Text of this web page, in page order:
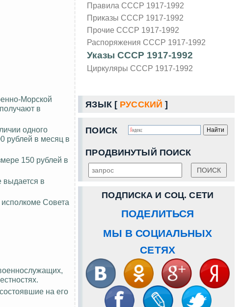
Правила СССР 1917-1992
Приказы СССР 1917-1992
Прочие СССР 1917-1992
Распоряжения СССР 1917-1992
Указы СССР 1917-1992
Циркуляры СССР 1917-1992
ЯЗЫК [ РУССКИЙ ]
ПОИСК
ПРОДВИНУТЫЙ ПОИСК
ПОДПИСКА И СОЦ. СЕТИ
ПОДЕЛИТЬСЯ
МЫ В СОЦИАЛЬНЫХ
СЕТЯХ
Морской
в
одного
рублей в месяц в
150 рублей в
выдается в
Совета
на его